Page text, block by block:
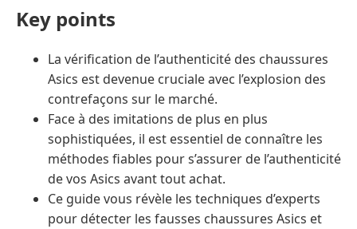
Key points
La vérification de l’authenticité des chaussures
Asics est devenue cruciale avec l’explosion des
contrefaçons sur le marché.
Face à des imitations de plus en plus
sophistiquées, il est essentiel de connaître les
méthodes fiables pour s’assurer de l’authenticité
de vos Asics avant tout achat.
Ce guide vous révèle les techniques d’experts
pour détecter les fausses chaussures Asics et